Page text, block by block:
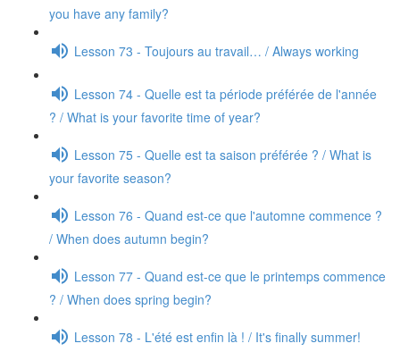
you have any family?
Lesson 73 - Toujours au travail… / Always working
Lesson 74 - Quelle est ta période préférée de l'année
? / What is your favorite time of year?
Lesson 75 - Quelle est ta saison préférée ? / What is
your favorite season?
Lesson 76 - Quand est-ce que l'automne commence ?
/ When does autumn begin?
Lesson 77 - Quand est-ce que le printemps commence
? / When does spring begin?
Lesson 78 - L'été est enfin là ! / It's finally summer!